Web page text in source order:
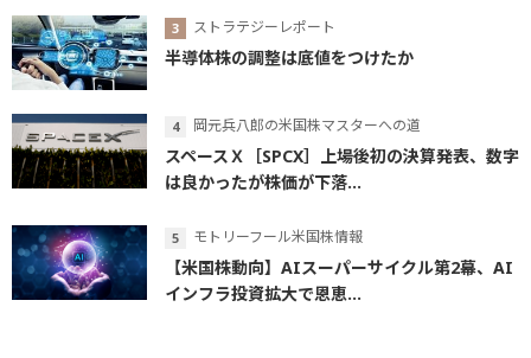
ストラテジーレポート
半導体株の調整は底値をつけたか
岡元兵八郎の米国株マスターへの道
スペースＸ［SPCX］上場後初の決算発表、数字
は良かったが株価が下落...
モトリーフール米国株情報
【米国株動向】AIスーパーサイクル第2幕、AI
インフラ投資拡大で恩恵...